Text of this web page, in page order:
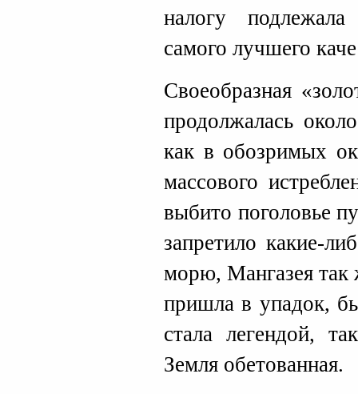
налогу
самого лучшего
Своеобразная
продолжалась
как в обозримых
массового
выбито поголовье
запретило какие-
морю, Мангазея так
пришла в упадок,
стала легендой,
Земля обетованная.